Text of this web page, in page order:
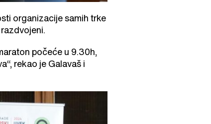
organizacije samih trke
počeće u 9.30h,
rekao je Galavaš i